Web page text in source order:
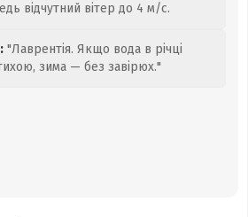
відчутний вітер до 4 м/с.
"Лаврентія. Якщо вода в річці
зима — без завірюх."